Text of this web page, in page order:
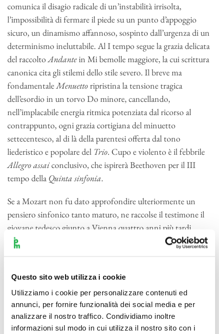
Questo sito web utilizza i cookie
Utilizziamo i cookie per personalizzare contenuti ed
annunci, per fornire funzionalità dei social media e per
analizzare il nostro traffico. Condividiamo inoltre
informazioni sul modo in cui utilizza il nostro sito con i
comunica il disagio radicale di un’instabilità irrisolta,
l’impossibilità di fermare il piede su un punto d’appoggio
sicuro, un dinamismo affannoso, sospinto dall’urgenza di un
determinismo ineluttabile. Al I tempo segue la grazia delicata
del raccoltoAndantein Mi bemolle maggiore, la cui scrittura
canonica cita gli stilemi dello stile severo. Il breve ma
fondamentaleMenuettoripristina la tensione tragica
dell’esordio in un torvo Do minore, cancellando,
nell’implacabile energia ritmica potenziata dal ricorso al
contrappunto, ogni grazia cortigiana del minuetto
settecentesco, al di là della parentesi offerta dal tono
liederistico e popolare del Trio. Cupo e violento è il febbrile
Allegro assaiconclusivo, che ispirerà Beethoven per il III
tempo della Quinta sinfonia.
Se a Mozart non fu dato approfondire ulteriormente un
pensiero sinfonico tanto maturo, ne raccolse il testimone il
giovane tedesco giunto a Vienna quattro anni più tardi.
Beethoven inaugurò la serie delle sue sinfonie, decisive per le
comprendente musica di Haydn e Mozart. Dedicata al
barone van Swieten, come una serie di sinfonie amburghesi
di Carl Philipp Emanuel Bach, laPrimasi segnalò
immediatamente per «molta arte, novità ed abbondanza di